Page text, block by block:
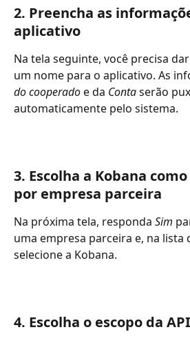
2. Preencha as
aplicativo
Na tela seguinte, você precisa
um nome para o aplicativo. As
do cooperado e da Conta serão
automaticamente pelo sistema.
3. Escolha a Kobana
por empresa parceira
Na próxima tela, responda Sim
uma empresa parceira e, na lista
selecione a Kobana.
4. Escolha o escopo da API